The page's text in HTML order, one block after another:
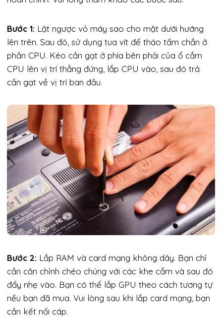
Bước 1: Lật ngược vỏ máy sao cho mặt dưới hướng
lên trên. Sau đó, sử dụng tua vít để tháo tấm chắn ở
phần CPU. Kéo cần gạt ở phía bên phải của ổ cắm
CPU lên vị trí thẳng đứng, lắp CPU vào, sau đó trả
cần gạt về vị trí ban đầu.
Bước 2: Lắp RAM và card mạng không dây. Bạn chỉ
cần căn chỉnh chéo chúng với các khe cắm và sau đó
đẩy nhẹ vào. Bạn có thể lắp GPU theo cách tương tự
nếu bạn đã mua. Vui lòng sau khi lắp card mạng, bạn
cần kết nối cáp.